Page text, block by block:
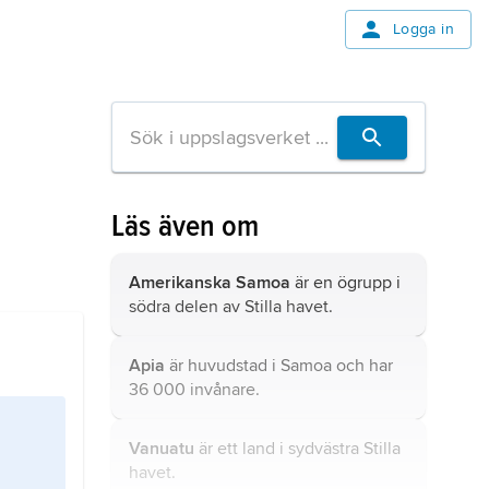
Logga in
Läs även om
Amerikanska Samoa är en ögrupp i
södra delen av Stilla havet.
Apia är huvudstad i Samoa och har
36 000 invånare.
Vanuatu är ett land i sydvästra Stilla
havet.